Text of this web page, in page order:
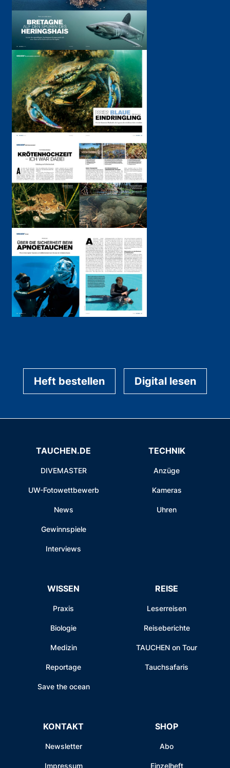
Heft bestellen Digital lesen
TAUCHEN.DE
DIVEMASTER
UW-Fotowettbewerb
News
Gewinnspiele
Interviews
TECHNIK
Anzüge
Kameras
Uhren
WISSEN
Praxis
Biologie
Medizin
Reportage
Save the ocean
REISE
Leserreisen
Reiseberichte
TAUCHEN on Tour
Tauchsafaris
KONTAKT
Newsletter
Impressum
SHOP
Abo
Einzelheft